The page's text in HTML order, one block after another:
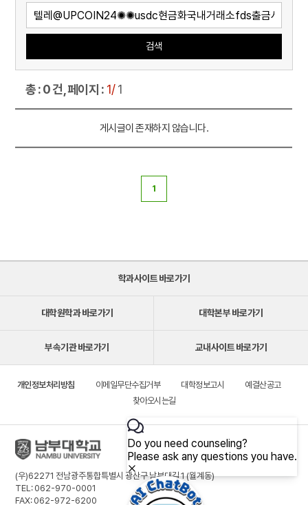
검색
총 : 0 건, 페이지 : 1/1
게시글이 존재하지 않습니다.
1
학과사이트 바로가기
대학원학과 바로가기 대학본부 바로가기
부속기관 바로가기 교내사이트 바로가기
개인정보처리방침 이메일무단수집거부 대학정보고시
예결산공고
찾아오시는길
(우)62271 전남광주통합특별시 광산구 남부대길 1 (월계동)
TEL: 062-970-0001
FAX: 062-972-6200